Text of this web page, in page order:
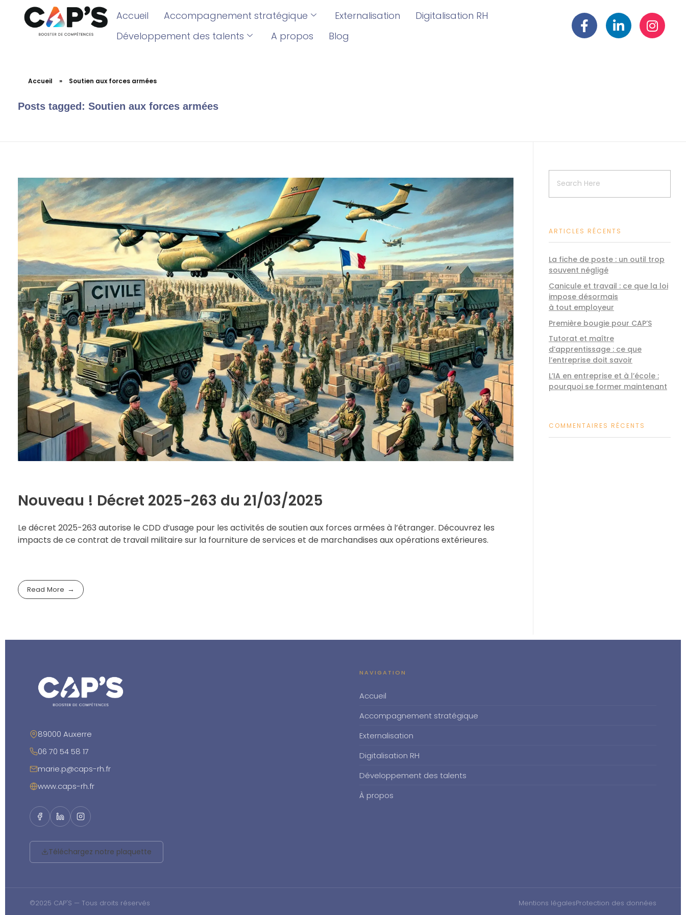
Accueil Accompagnement stratégique Externalisation
Digitalisation RH
Développement des talents
A propos Blog
Accueil » Soutien aux forces armées
Posts tagged: Soutien aux forces armées
Nouveau ! Décret 2025-263 du 21/03/2025
Le décret 2025-263 autorise le CDD d’usage pour les activités de soutien aux forces armées à l’étranger. Découvrez les
impacts de ce contrat de travail militaire sur la fourniture de services et de marchandises aux opérations extérieures.
Read More
ARTICLES RÉCENTS
La fiche de poste : un outil trop
souvent négligé
Canicule et travail : ce que la loi
impose désormais
à tout employeur
Première bougie pour CAP’S
Tutorat et maître
d’apprentissage : ce que
l’entreprise doit savoir
L’IA en entreprise et à l’école :
pourquoi se former maintenant
COMMENTAIRES RÉCENTS
89000 Auxerre
06 70 54 58 17
marie.p@caps-rh.fr
www.caps-rh.fr
Téléchargez notre plaquette
NAVIGATION
Accueil
Accompagnement stratégique
Externalisation
Digitalisation RH
Développement des talents
À propos
©2025 CAP'S — Tous droits réservés Mentions légalesProtection des données